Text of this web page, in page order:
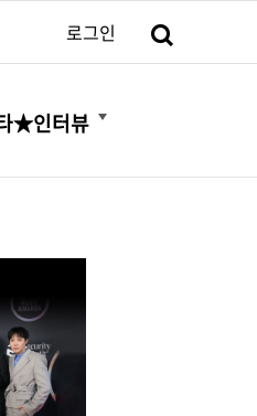
로그인
★인터뷰